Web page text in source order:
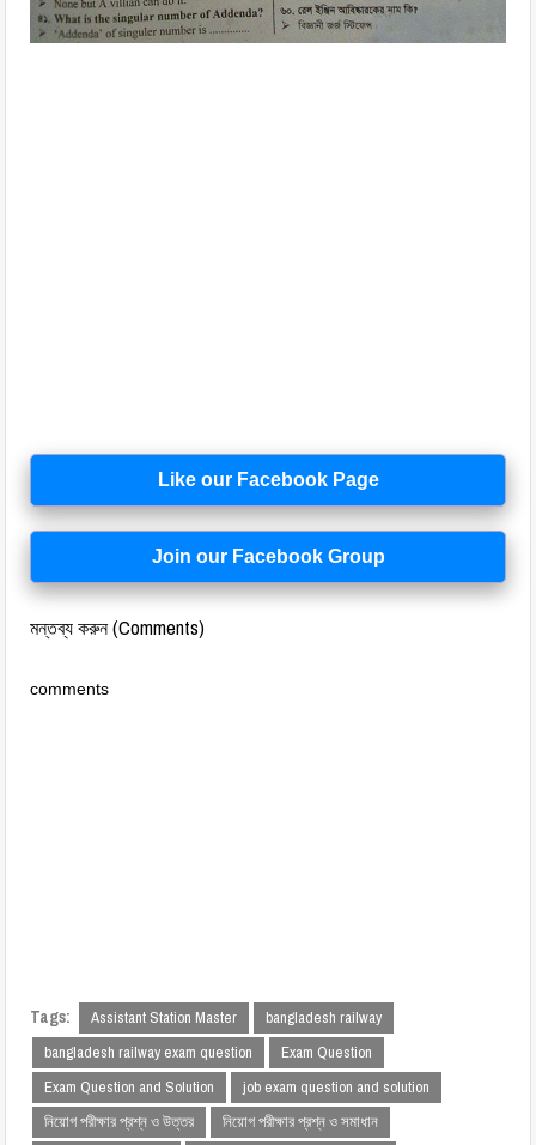
Like our Facebook Page
Join our Facebook Group
মন্তব্য করুন (Comments)
comments
Tags: Assistant Station Master
bangladesh railway
bangladesh railway exam question
Exam Question
Exam Question and Solution
job exam question and solution
নিয়োগ পরীক্ষার প্রশ্ন ও উত্তর
নিয়োগ পরীক্ষার প্রশ্ন ও সমাধান